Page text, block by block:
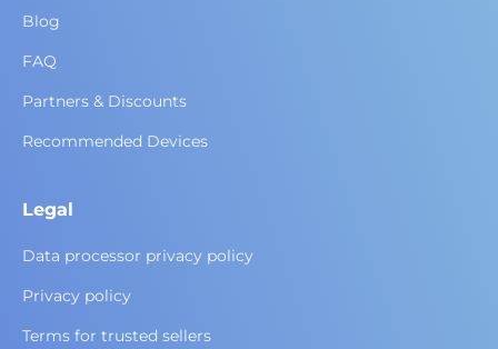
Blog
FAQ
Partners & Discounts
Recommended Devices
Legal
Data processor privacy policy
Privacy policy
Terms for trusted sellers